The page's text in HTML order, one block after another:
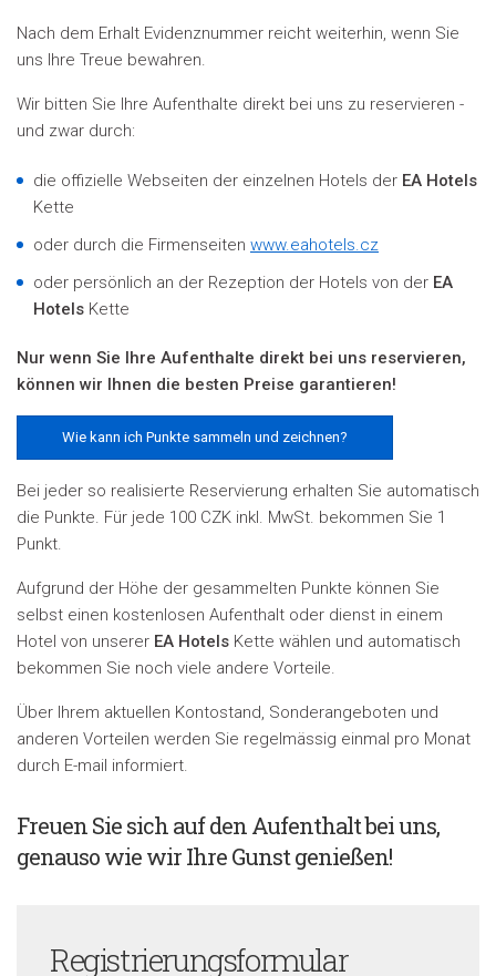
Nach dem Erhalt Evidenznummer reicht weiterhin, wenn Sie
uns Ihre Treue bewahren.
Wir bitten Sie Ihre Aufenthalte direkt bei uns zu reservieren -
und zwar durch:
die offizielle Webseiten der einzelnen Hotels der EA Hotels
Kette
oder durch die Firmenseiten www.eahotels.cz
oder persönlich an der Rezeption der Hotels von der EA
Hotels Kette
Nur wenn Sie Ihre Aufenthalte direkt bei uns reservieren,
können wir Ihnen die besten Preise garantieren!
Wie kann ich Punkte sammeln und zeichnen?
Bei jeder so realisierte Reservierung erhalten Sie automatisch
die Punkte. Für jede 100 CZK inkl. MwSt. bekommen Sie 1
Punkt.
Aufgrund der Höhe der gesammelten Punkte können Sie
selbst einen kostenlosen Aufenthalt oder dienst in einem
Hotel von unserer EA Hotels Kette wählen und automatisch
bekommen Sie noch viele andere Vorteile.
Über Ihrem aktuellen Kontostand, Sonderangeboten und
anderen Vorteilen werden Sie regelmässig einmal pro Monat
durch E-mail informiert.
Freuen Sie sich auf den Aufenthalt bei uns,
genauso wie wir Ihre Gunst genießen!
Registrierungsformular